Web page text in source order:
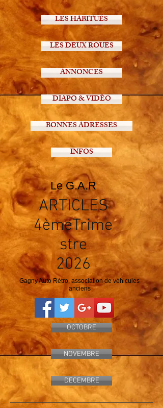
LES HABITUÉS
LES DEUX ROUES
ANNONCES
DIAPO & VIDÈO
BONNES ADRESSES
INFOS
Le G.A.R
ARTICLES
4èmeTrime
stre
2026
Gagny Auto Rétro, association de véhicules
anciens
OCTOBRE
NOVEMBRE
DECEMBRE